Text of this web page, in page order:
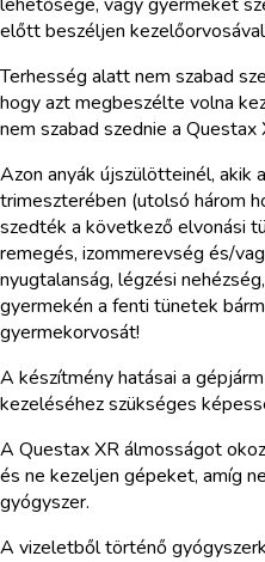
előtt beszéljen
Terhesség alatt nem szabad
hogy azt megbeszélte volna
nem szabad szednie a Questax
Azon anyák újszülötteinél, akik
trimeszterében (utolsó három
szedték a következő elvonási
remegés, izommerevség és/
nyugtalanság, légzési
gyermekén a fenti tünetek
gyermekorvosát!
A készítmény hatásai a
kezeléséhez szükséges
A Questax XR álmosságot
és ne kezeljen gépeket, amíg
gyógyszer.
A vizeletből történő